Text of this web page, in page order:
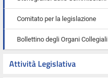
Comitato per la legislazione
Bollettino degli Organi Collegiali
Attività Legislativa